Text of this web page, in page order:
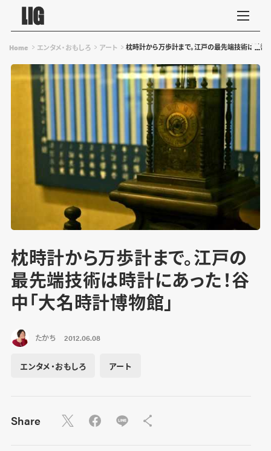
Home エンタメ・おもしろ アート 枕時計から万歩計まで。江戸の最先端技術は時計
枕時計から万歩計まで。江戸の
最先端技術は時計にあった！谷
中「大名時計博物館」
たかち 2012.06.08
エンタメ・おもしろ アート
Share